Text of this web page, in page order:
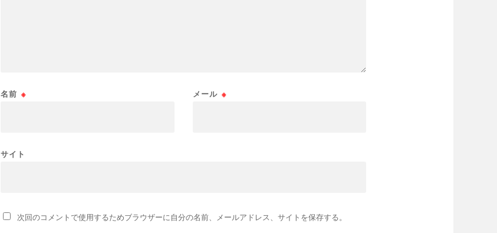
名前 ※ メール ※
サイト
次回のコメントで使用するためブラウザーに自分の名前、メールアドレス、サイトを保存する。